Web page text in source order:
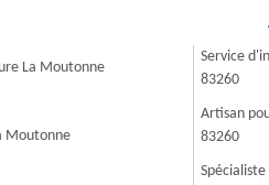
La Moutonne
Moutonne
Service
83260
Artisan
83260